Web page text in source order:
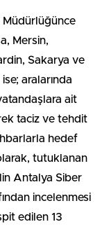
Müdürlüğünce
Mersin,
Sakarya ve
aralarında
ait
taciz ve tehdit
hedef
tutuklanan
Antalya Siber
incelenmesi
edilen 13